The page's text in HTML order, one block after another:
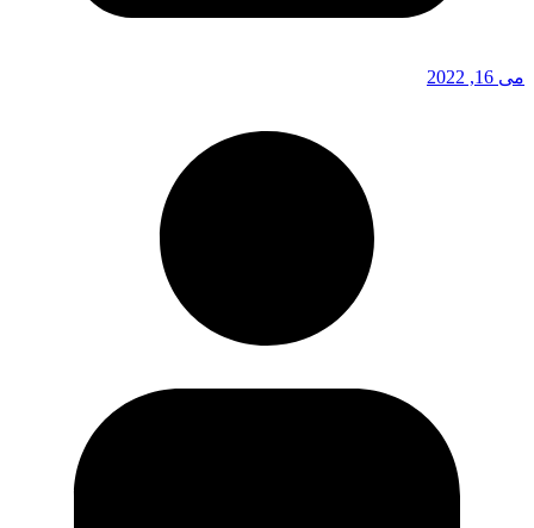
می 16, 2022